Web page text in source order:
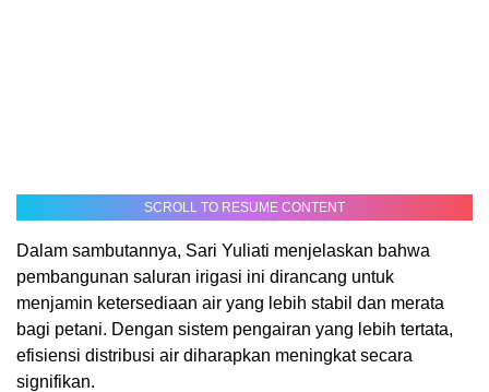
SCROLL TO RESUME CONTENT
Dalam sambutannya, Sari Yuliati menjelaskan bahwa
pembangunan saluran irigasi ini dirancang untuk
menjamin ketersediaan air yang lebih stabil dan merata
bagi petani. Dengan sistem pengairan yang lebih tertata,
efisiensi distribusi air diharapkan meningkat secara
signifikan.